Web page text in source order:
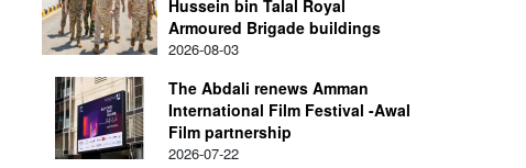
Hussein bin Talal Royal
Armoured Brigade buildings
2026-08-03
The Abdali renews Amman
International Film Festival -Awal
Film partnership
2026-07-22